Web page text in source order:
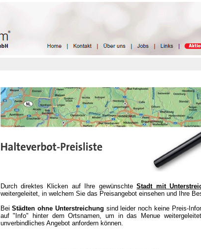
Durch direktes Klicken auf Ihre gewünschteStadt mit
weitergeleitet, in welchem Sie das Preisangebot einsehen und Ihre
BeiStädten ohne Unterstreichung sind leider noch keine Preis-
auf "Info" hinter dem Ortsnamen, um in das Menue
unverbindliches Angebot anfordern können.